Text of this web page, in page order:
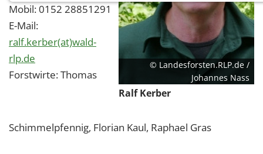
© Landesforsten.RLP.de /
Johannes Nass
Ralf Kerber
Mobil: 0152 28851291
E-Mail:
ralf.kerber(at)wald-
rlp.de
Forstwirte: Thomas
Schimmelpfennig, Florian Kaul, Raphael Gras
Notwendige Cookies ermöglichen grundlegende
Funktionen und sind für die einwandfreie Funktion
der Website erforderlich.
Zweck:
Dieser Cookie speichert die ausgewählten